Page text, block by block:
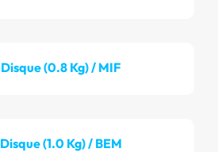
Disque (0.8 Kg) / MIF
Disque (1.0 Kg) / BEM